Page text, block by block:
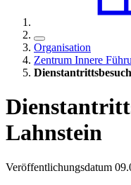
Organisation
Zentrum Innere
Lahnstein
Veröffentlichungsdatum